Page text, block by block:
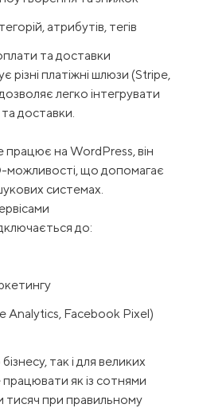
атрибутів, тегів
та доставки
платіжні шлюзи (Stripe,
легко інтегрувати
доставки.
на WordPress, він
можливості, що допомагає
системах.
до:
Analytics, Facebook Pixel)
так і для великих
працювати як із сотнями
тисяч при правильному